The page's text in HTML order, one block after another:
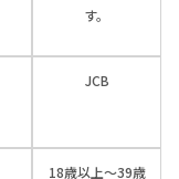
す。
JCB
18歳以上～39歳